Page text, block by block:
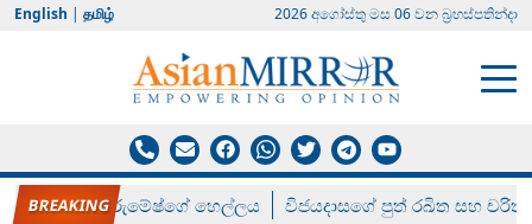
English | தமிழ் 2026 අගෝස්‍තු මස 06 වන බ්‍රහස්පතින්දා
රන් ගෙනා රුමේෂ්ගේ හෙල්ලය විජයදාසගේ පුත් රඛිත සහ චරිත්